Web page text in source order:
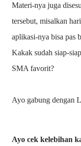
Materi-nya juga disesuaikan dengan kegiatan yang ada di bulan
tersebut, misalkan
aplikasi-nya bisa pas
Kakak sudah siap-
SMA favorit?
Ayo gabung dengan
Ayo cek kelebihan